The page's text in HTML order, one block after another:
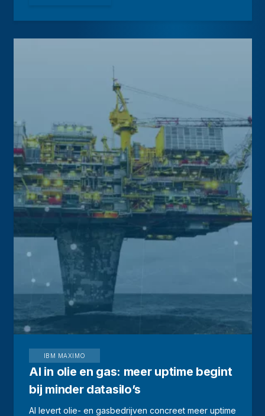
IBM MAXIMO
AI in olie en gas: meer uptime begint
bij minder datasilo’s
AI levert olie- en gasbedrijven concreet meer uptime